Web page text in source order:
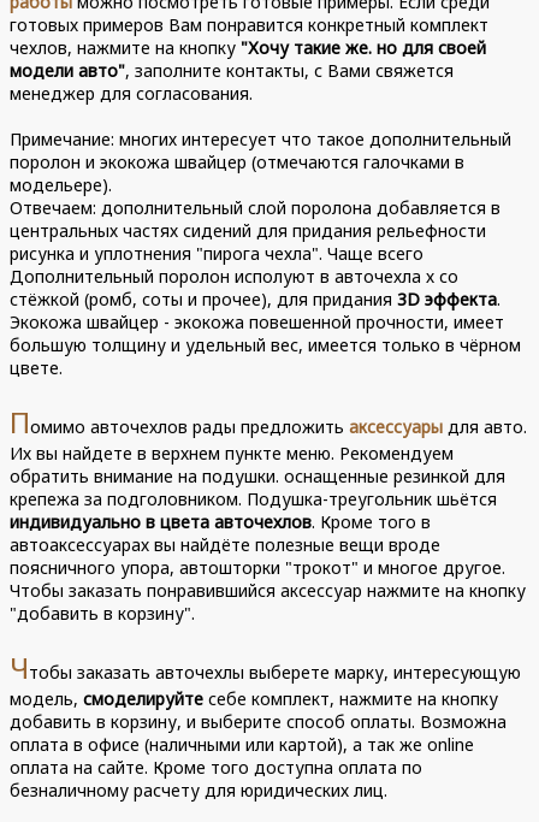
готовых примеров Вам понравится конкретный комплект
чехлов, нажмите на кнопку "Хочу такие же. но для своей
модели авто", заполните контакты, с Вами свяжется
менеджер для согласования.
Примечание: многих интересует что такое дополнительный
поролон и экокожа швайцер (отмечаются галочками в
модельере).
Отвечаем: дополнительный слой поролона добавляется в
центральных частях сидений для придания рельефности
рисунка и уплотнения "пирога чехла". Чаще всего
Дополнительный поролон исполуют в авточехла х со
стёжкой (ромб, соты и прочее), для придания3D эффекта.
Экокожа швайцер - экокожа повешенной прочности, имеет
большую толщину и удельный вес, имеется только в чёрном
цвете.
Помимо авточехлов рады предложитьаксессуары для авто.
Их вы найдете в верхнем пункте меню. Рекомендуем
обратить внимание на подушки. оснащенные резинкой для
крепежа за подголовником. Подушка-треугольник шьётся
индивидуально в цвета авточехлов. Кроме того в
автоаксессуарах вы найдёте полезные вещи вроде
поясничного упора, автошторки "трокот" и многое другое.
Чтобы заказать понравившийся аксессуар нажмите на кнопку
"добавить в корзину".
Чтобы заказать авточехлы выберете марку, интересующую
модель,смоделируйте себе комплект, нажмите на кнопку
добавить в корзину, и выберите способ оплаты. Возможна
оплата в офисе (наличными или картой), а так же online
оплата на сайте. Кроме того доступна оплата по
безналичному расчету для юридических лиц.